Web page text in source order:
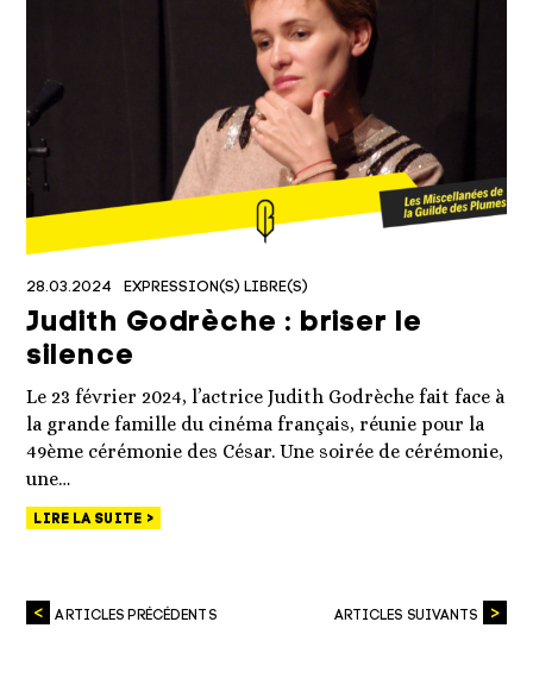
28.03.2024 EXPRESSION(S) LIBRE(S)
Judith Godrèche : briser le
silence
Le 23 février 2024, l’actrice Judith Godrèche fait face à
la grande famille du cinéma français, réunie pour la
49ème cérémonie des César. Une soirée de cérémonie,
une…
LIRE LA SUITE
ARTICLES PRÉCÉDENTS ARTICLES SUIVANTS